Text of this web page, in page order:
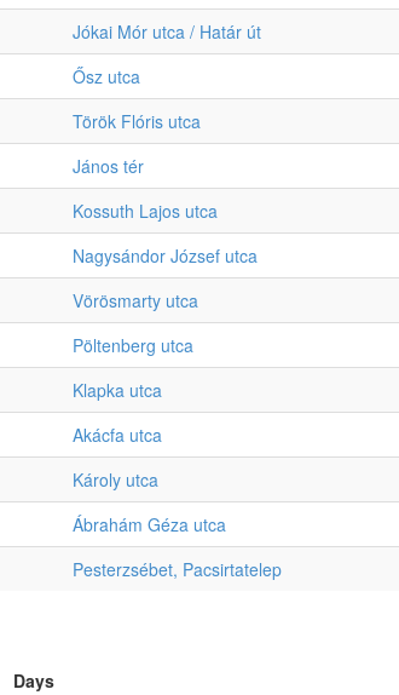
Jókai Mór utca / Határ út
Ősz utca
Török Flóris utca
János tér
Kossuth Lajos utca
Nagysándor József utca
Vörösmarty utca
Pöltenberg utca
Klapka utca
Akácfa utca
Károly utca
Ábrahám Géza utca
Pesterzsébet, Pacsirtatelep
Days